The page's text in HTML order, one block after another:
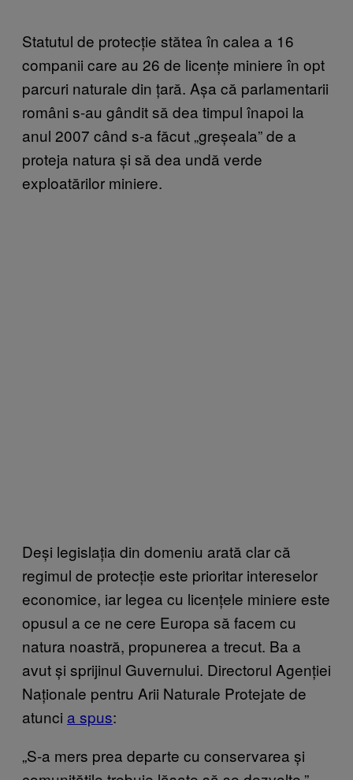
Statutul de protecție stătea în calea a 16
companii care au 26 de licențe miniere în opt
parcuri naturale din țară. Așa că parlamentarii
români s-au gândit să dea timpul înapoi la
anul 2007 când s-a făcut „greșeala” de a
proteja natura și să dea undă verde
exploatărilor miniere.
Deși legislația din domeniu arată clar că
regimul de protecție este prioritar intereselor
economice, iar legea cu licențele miniere este
opusul a ce ne cere Europa să facem cu
natura noastră, propunerea a trecut. Ba a
avut și sprijinul Guvernului. Directorul Agenției
Naționale pentru Arii Naturale Protejate de
atunci a spus:
„S-a mers prea departe cu conservarea și